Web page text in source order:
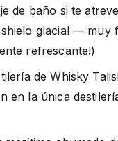
de baño si te
glacial — muy
refrescante!)
de Whisky
en la única